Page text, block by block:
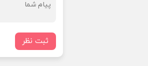
ثبت نظر